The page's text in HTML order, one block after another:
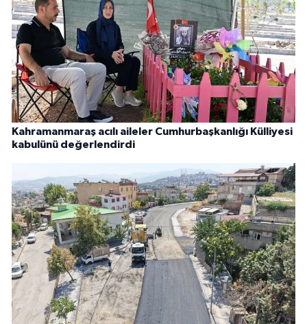
Kahramanmaraş acılı aileler Cumhurbaşkanlığı Külliyesi
kabulünü değerlendirdi